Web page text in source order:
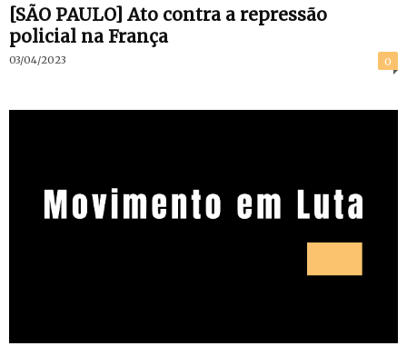
[SÃO PAULO] Ato contra a repressão
policial na França
03/04/2023 0